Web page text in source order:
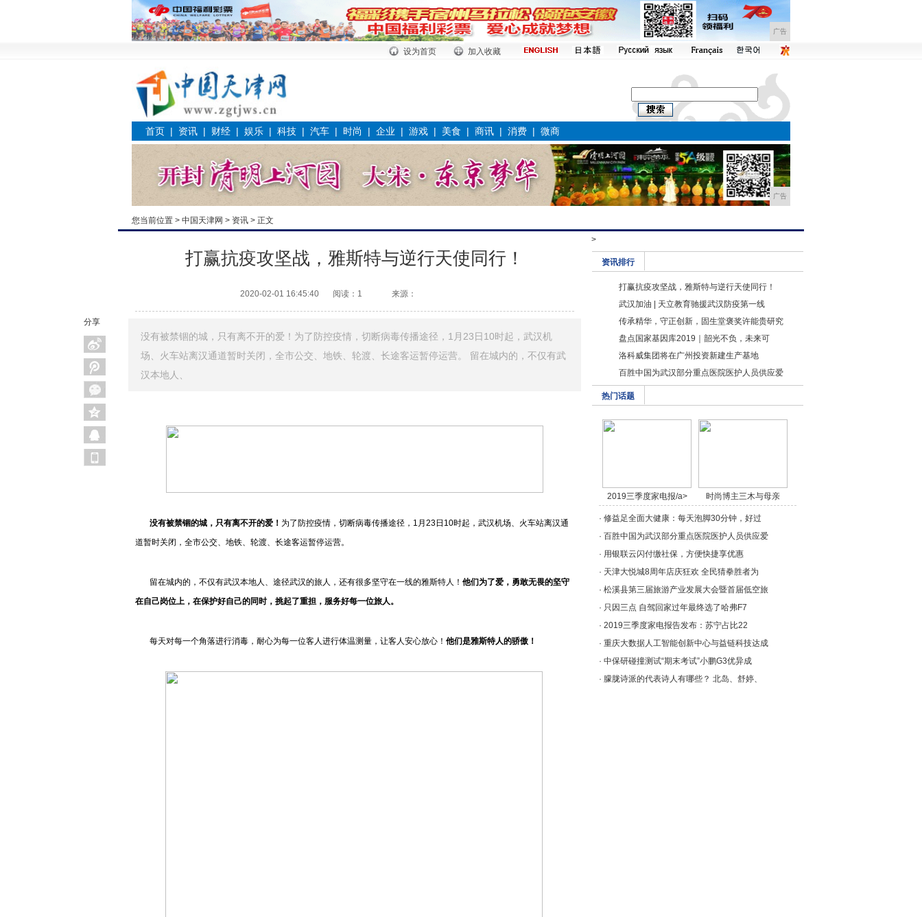
广告
设为首页 加入收藏
首页 | 资讯 | 财经 | 娱乐 | 科技 | 汽车 | 时尚 | 企业 | 游戏 | 美食 | 商讯 | 消费 | 微商
广告
您当前位置 > 中国天津网 > 资讯 > 正文
>
分享
打赢抗疫攻坚战，雅斯特与逆行天使同行！
2020-02-01 16:45:40 阅读：1 来源：
没有被禁锢的城，只有离不开的爱！为了防控疫情，切断病毒传播途径，1月23日10时起，武汉机
场、火车站离汉通道暂时关闭，全市公交、地铁、轮渡、长途客运暂停运营。 留在城内的，不仅有武
汉本地人、
没有被禁锢的城，只有离不开的爱！ 为了防控疫情，切断病毒传播途径，1月23日10时起，武汉机场、火车站离汉通
道暂时关闭，全市公交、地铁、轮渡、长途客运暂停运营。
留在城内的，不仅有武汉本地人、途径武汉的旅人，还有很多坚守在一线的雅斯特人！ 他们为了爱，勇敢无畏的坚守
在自己岗位上，在保护好自己的同时，挑起了重担，服务好每一位旅人。
每天对每一个角落进行消毒，耐心为每一位客人进行体温测量，让客人安心放心！ 他们是雅斯特人的骄傲！
资讯排行
打赢抗疫攻坚战，雅斯特与逆行天使同行！
武汉加油 | 天立教育驰援武汉防疫第一线
传承精华，守正创新，固生堂褒奖许能贵研究
盘点国家基因库2019｜韶光不负，未来可
洛科威集团将在广州投资新建生产基地
百胜中国为武汉部分重点医院医护人员供应爱
热门话题
2019三季度家电报/a>
时尚博主三木与母亲
穿/a>
· 修益足全面大健康：每天泡脚30分钟，好过
· 百胜中国为武汉部分重点医院医护人员供应爱
· 用银联云闪付缴社保，方便快捷享优惠
· 天津大悦城8周年店庆狂欢 全民猜拳胜者为
· 松溪县第三届旅游产业发展大会暨首届低空旅
· 只因三点 自驾回家过年最终选了哈弗F7
· 2019三季度家电报告发布：苏宁占比22
· 重庆大数据人工智能创新中心与益链科技达成
· 中保研碰撞测试“期末考试”小鹏G3优异成
· 朦胧诗派的代表诗人有哪些？ 北岛、舒婷、